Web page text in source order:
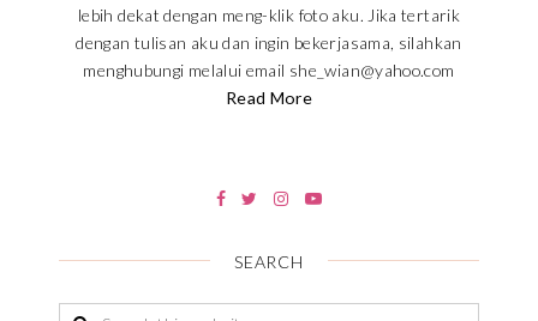
lebih dekat dengan meng-klik foto aku. Jika tertarik
dengan tulisan aku dan ingin bekerjasama, silahkan
menghubungi melalui email she_wian@yahoo.com
Read More
SEARCH